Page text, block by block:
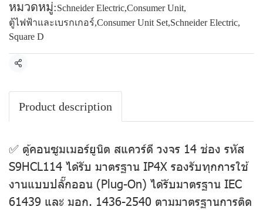
หมวดหมู่:Schneider Electric,Consumer Unit,
ตู้ไฟฟ้าและเบรกเกอร์,Consumer Unit Set,Schneider Electric,
Square D
แชร์
Product description
✅ ตู้คอนซูมเมอร์ยูนิต สแควร์ดี วงจร 14 ช่อง รหัส
S9HCL114 ได้รับ มาตรฐาน IP4X รองรับทุกการใช้
งานแบบปลั๊กออน (Plug-On) ได้รับมาตรฐาน IEC
61439 และ มอก. 1436-2540 ตามมาตรฐานการติด